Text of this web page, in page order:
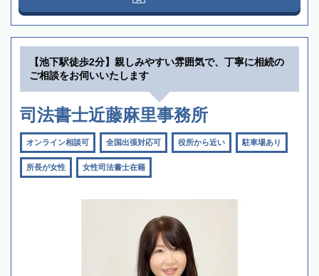
【池下駅徒歩2分】親しみやすい雰囲気で、丁寧に相続の
ご相談をお伺いいたします
司法書士近藤麻里事務所
オンライン相談可 全国出張対応可 役所から近い 駐車場あり
所長が女性 女性司法書士在籍